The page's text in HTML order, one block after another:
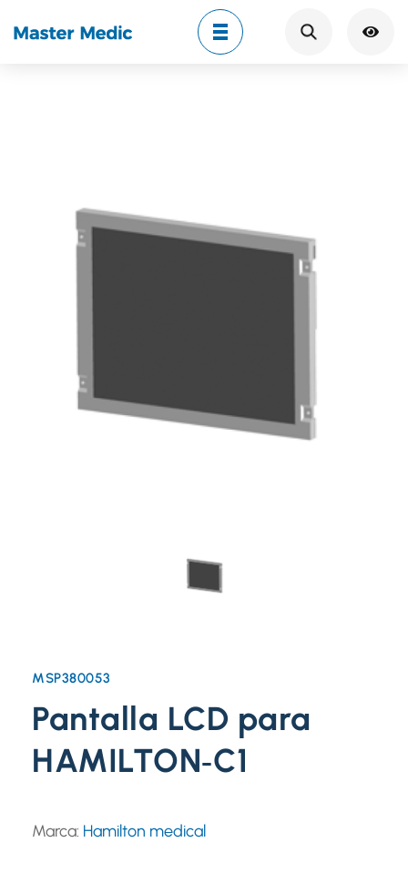
Search
MSP380053
Pantalla LCD para
HAMILTON‑C1
Marca: Hamilton medical